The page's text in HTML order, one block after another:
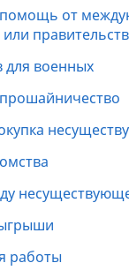
от
для военных
работы